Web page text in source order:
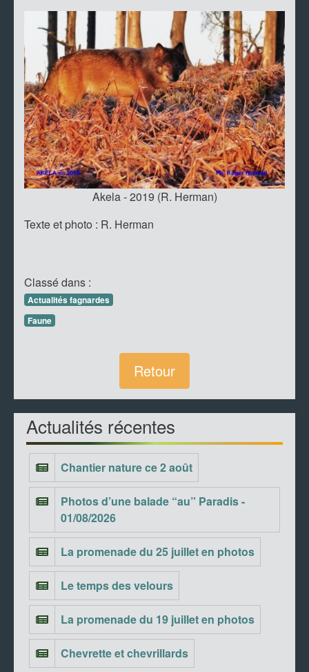
Akela - 2019 (R. Herman)
Texte et photo : R. Herman
Classé dans :
Actualités fagnardes
Faune
Retour
Actualités récentes
Chantier nature ce 2 août
Photos d’une balade “au” Paradis -
01/08/2026
La promenade du 25 juillet en photos
Le temps des velours
La promenade du 19 juillet en photos
Chevrette et chevrillards